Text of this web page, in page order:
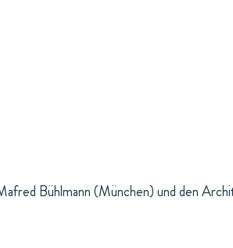
Bühlmann (München) und den